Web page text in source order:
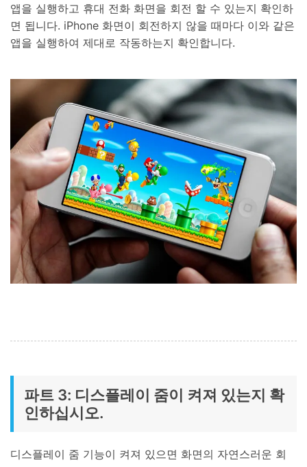
앱을 실행하고 휴대 전화 화면을 회전 할 수 있는지 확인하
면 됩니다. iPhone 화면이 회전하지 않을 때마다 이와 같은
앱을 실행하여 제대로 작동하는지 확인합니다.
파트 3: 디스플레이 줌이 켜져 있는지 확
인하십시오.
디스플레이 줌 기능이 켜져 있으면 화면의 자연스러운 회